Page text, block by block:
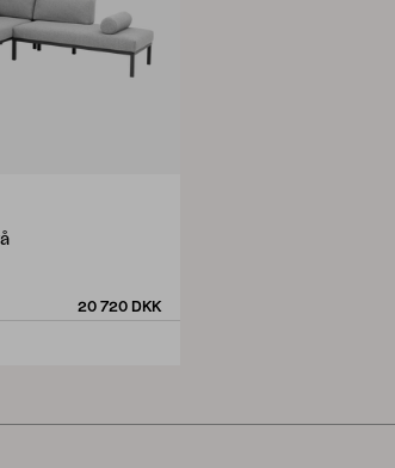
20 720 DKK